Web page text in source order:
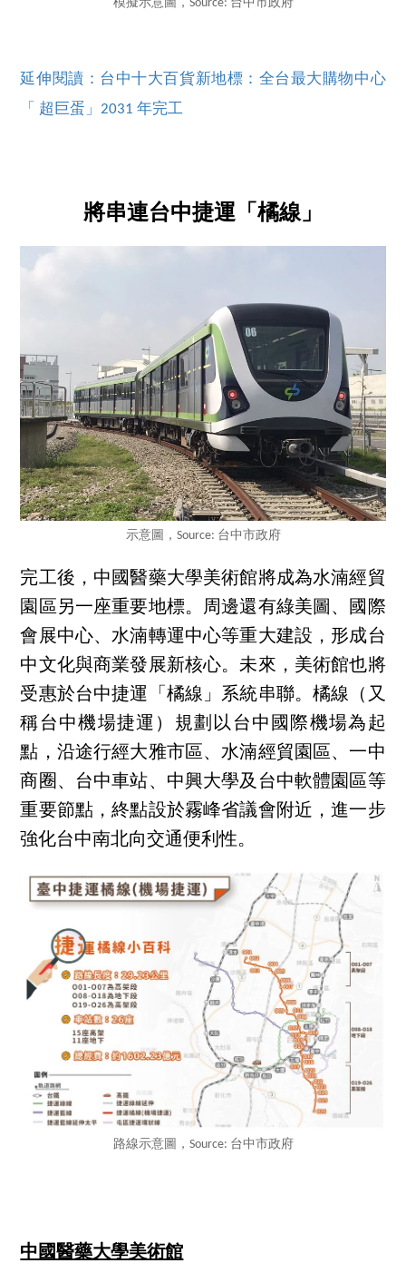
模擬示意圖，Source: 台中市政府
延伸閱讀：台中十大百貨新地標：全台最大購物中心
「 超巨蛋」2031 年完工
將串連台中捷運「橘線」
示意圖，Source: 台中市政府
完工後，中國醫藥大學美術館將成為水湳經貿
園區另一座重要地標。周邊還有綠美圖、國際
會展中心、水湳轉運中心等重大建設，形成台
中文化與商業發展新核心。未來，美術館也將
受惠於台中捷運「橘線」系統串聯。橘線（又
稱台中機場捷運）規劃以台中國際機場為起
點，沿途行經大雅市區、水湳經貿園區、一中
商圈、台中車站、中興大學及台中軟體園區等
重要節點，終點設於霧峰省議會附近，進一步
強化台中南北向交通便利性。
路線示意圖，Source: 台中市政府
中國醫藥大學美術館